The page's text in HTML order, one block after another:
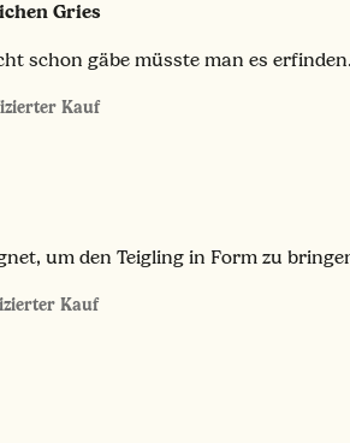
Gries
schon gäbe müsste man es
Kauf
um den Teigling in Form zu
Kauf